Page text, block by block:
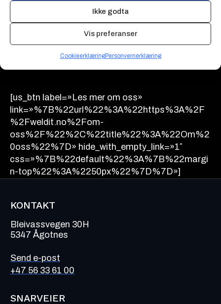
Ikke godta
Vis preferanser
CookieerklæringPersonvernerklæring
Vårt mål er å gi våre kunder større verdiskaping
være ledende innenfor
bransjen, og vi ser frem til å fortsette vår vekst
og innovasjon.
[us_btn label=»Les mer om oss»
link=»%7B%22url%22%3A%22https%3A%2F
%2Fweldit.no%2Fom-
oss%2F%22%2C%22title%22%3A%22Om%2
0oss%22%7D» hide_with_empty_link=»1″
css=»%7B%22default%22%3A%7B%22margi
n-top%22%3A%2250px%22%7D%7D»]
KONTAKT
Bleivassvegen 30H
5347 Ågotnes
Send e-post
+47 56 33 61 00
SNARVEIER